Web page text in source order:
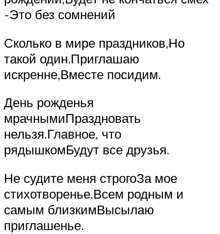
-Это без сомнений
Сколько в мире праздников,Но
такой один.Приглашаю
искренне,Вместе посидим.
День рожденья
мрачнымиПраздновать
нельзя.Главное, что
рядышкомБудут все друзья.
Не судите меня строгоЗа мое
стихотворенье.Всем родным и
самым близкимВысылаю
приглашенье.